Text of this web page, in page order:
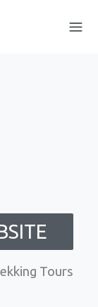
Tours